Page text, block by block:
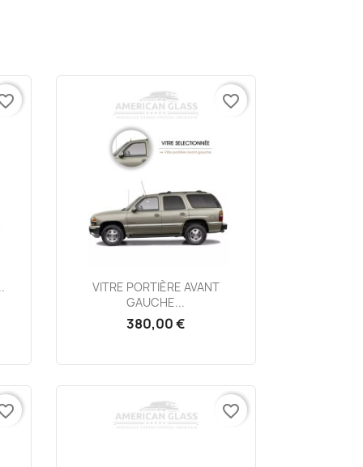
Aperçu rapide
VITRE PORTIÈRE AVANT
GAUCHE...
380,00 €
favorite_border
favorite_border